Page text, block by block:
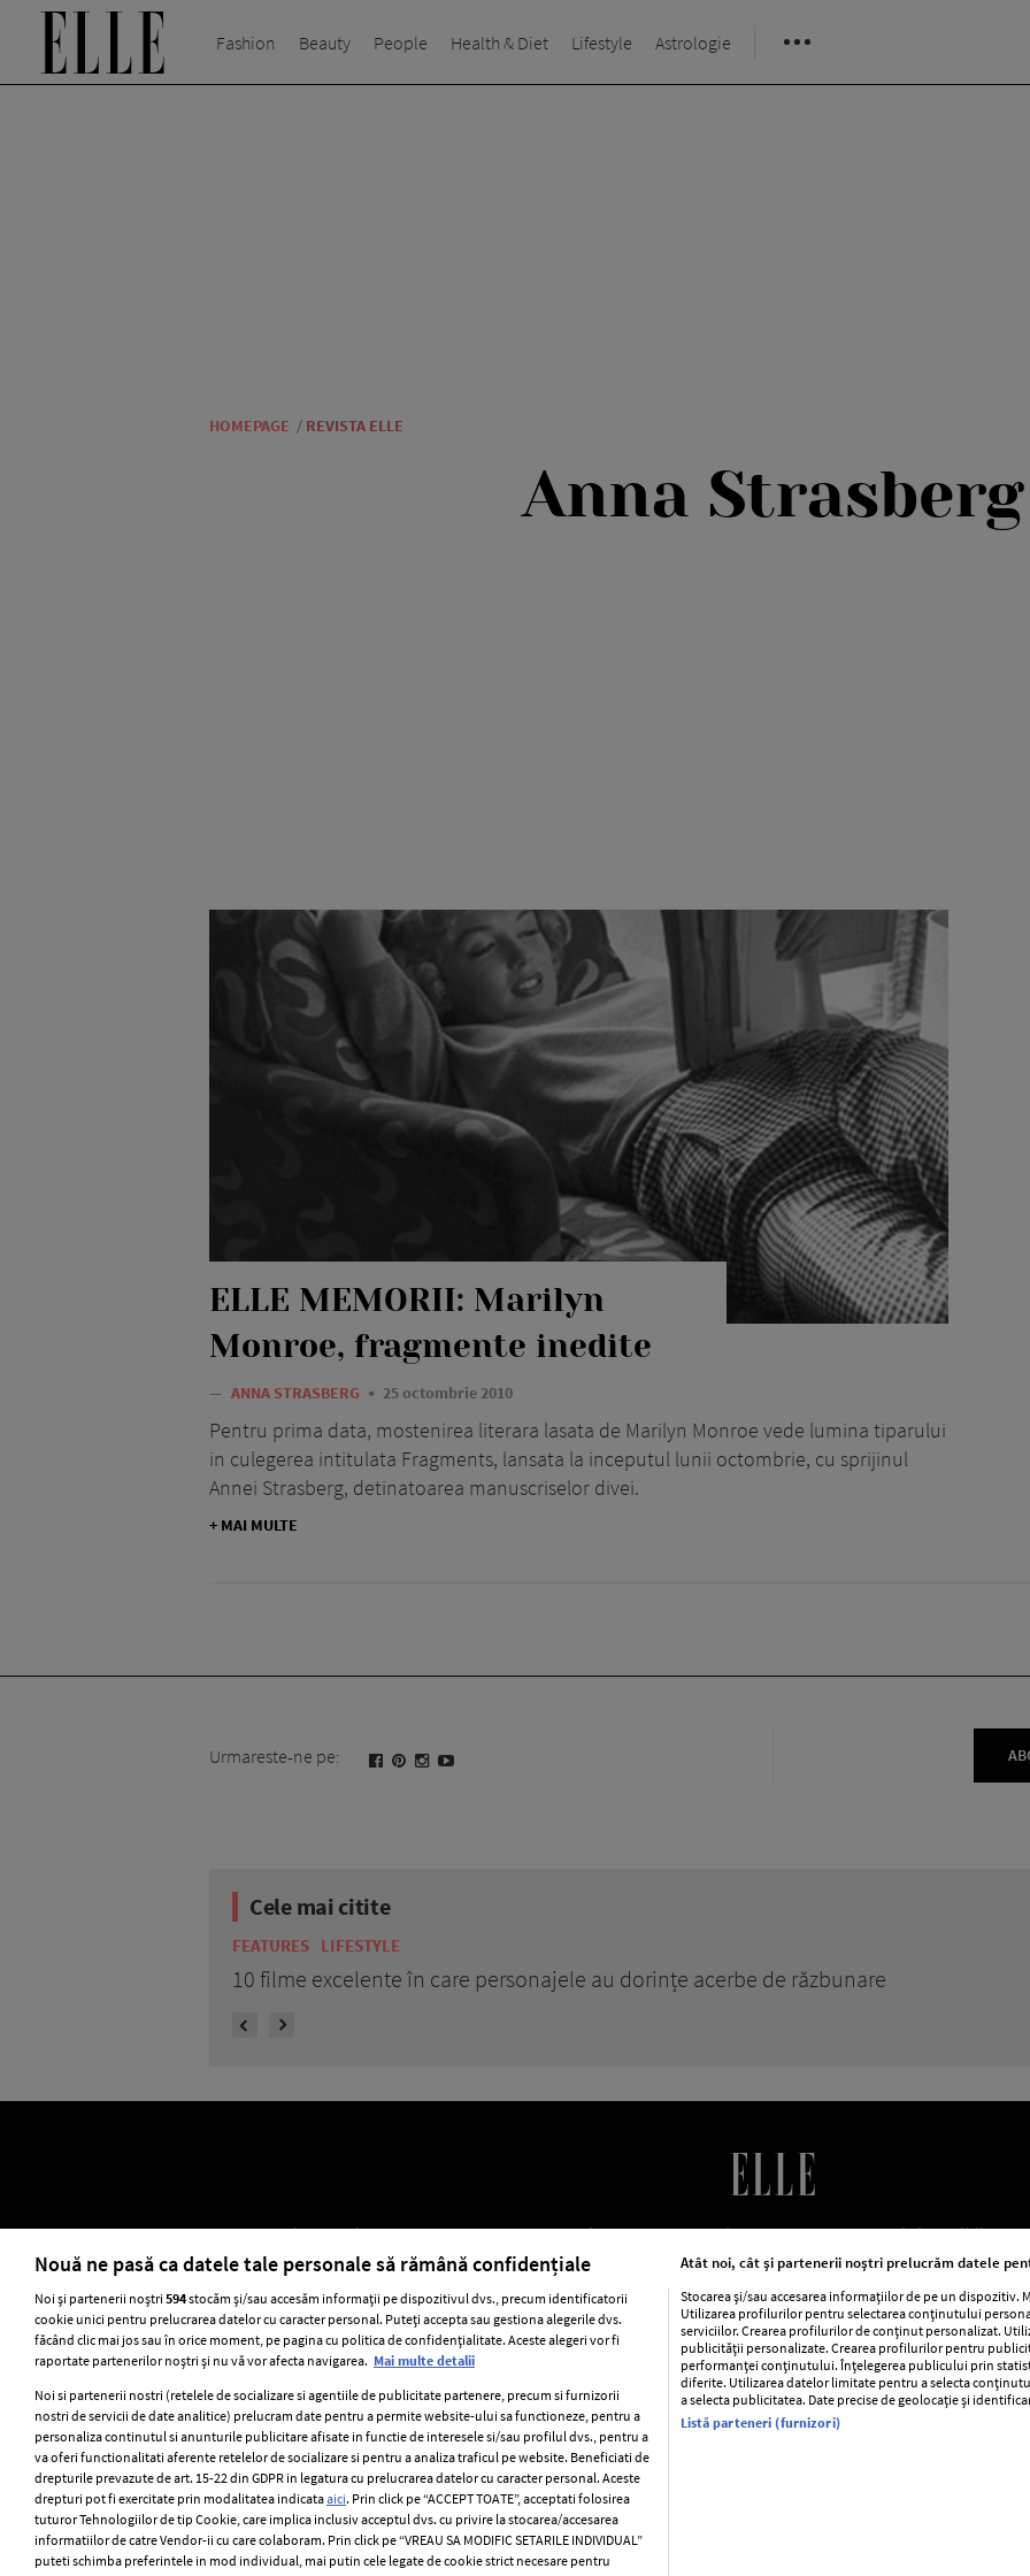
Fashion Beauty People Health & Diet Lifestyle Astrologie
HOMEPAGE / REVISTA ELLE
Anna Strasberg
ELLE MEMORII: Marilyn
Monroe, fragmente inedite
— ANNA STRASBERG 25 octombrie 2010
Pentru prima data, mostenirea literara lasata de Marilyn Monroe vede lumina tiparului
in culegerea intitulata Fragments, lansata la inceputul lunii octombrie, cu sprijinul
Annei Strasberg, detinatoarea manuscriselor divei.
+ MAI MULTE
Urmareste-ne pe:
Cele mai citite
FEATURES LIFESTYLE
10 filme excelente în care personajele au dorințe acerbe de răzbunare
ELLE Style Awards 2024 Despre ELLE Romania Contact Abonamente Termeni si conditii
cookies
Publicitate
Stiri GSP Unica Baby Libertatea pentru femei Viva
Pariază responsabil! Decizia ONJN nr. 821/25.09.2025.
Jocurile de noroc sunt interzise minorilor.
Copyright © 2026 Ringier Romania SRL
Nouă ne pasă ca datele tale personale să rămână confidențiale
Noi și partenerii noștri 594stocăm și/sau accesăm informații pe dispozitivul dvs., precum identificatorii
cookie unici pentru prelucrarea datelor cu caracter personal. Puteți accepta sau gestiona alegerile dvs.
făcând clic mai jos sau în orice moment, pe pagina cu politica de confidențialitate. Aceste alegeri vor fi
raportate partenerilor noștri și nu vă vor afecta navigarea. Mai multe detalii
Noi si partenerii nostri (retelele de socializare si agentiile de publicitate partenere, precum si furnizorii
nostri de servicii de date analitice) prelucram date pentru a permite website-ului sa functioneze, pentru a
personaliza continutul si anunturile publicitare afisate in functie de interesele si/sau profilul dvs., pentru a
va oferi functionalitati aferente retelelor de socializare si pentru a analiza traficul pe website. Beneficiati de
drepturile prevazute de art. 15-22 din GDPR in legatura cu prelucrarea datelor cu caracter personal. Aceste
drepturi pot fi exercitate prin modalitatea indicataaici. Prin click pe “ACCEPT TOATE”, acceptati folosirea
tuturor Tehnologiilor de tip Cookie, care implica inclusiv acceptul dvs. cu privire la stocarea/accesarea
informatiilor de catre Vendor-ii cu care colaboram. Prin click pe “VREAU SA MODIFIC SETARILE INDIVIDUAL”
puteti schimba preferintele in mod individual, mai putin cele legate de cookie strict necesare pentru
Atât noi, cât și partenerii noștri prelucrăm datele
Stocarea și/sau accesarea informațiilor de pe un dispozitiv.
Utilizarea profilurilor pentru selectarea conținutului
serviciilor. Crearea profilurilor de conținut personalizat.
publicității personalizate. Crearea profilurilor pentru
performanței conținutului. Înțelegerea publicului prin
diferite. Utilizarea datelor limitate pentru a selecta
a selecta publicitatea. Date precise de geolocație și
Listă parteneri (furnizori)